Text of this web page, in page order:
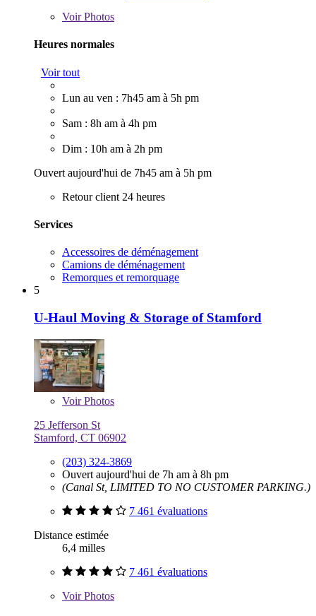
VoirPhotos
Heures normales
Voir tout
Lun au ven : 7h45 am à 5h pm
Sam : 8h am à 4h pm
Dim : 10h am à 2h pm
Ouvert aujourd'hui de 7h45 am à 5h pm
Retour client 24 heures
Services
Accessoires de déménagement
Camions de déménagement
Remorques et remorquage
5
U-Haul Moving & Storage of Stamford
VoirPhotos
25 Jefferson St
Stamford, CT 06902
(203) 324-3869
Ouvert aujourd'hui de 7h am à 8h pm
(Canal St, LIMITED TO NO CUSTOMER PARKING.)
7 461 évaluations
Distance estimée
6,4 milles
7 461 évaluations
VoirPhotos